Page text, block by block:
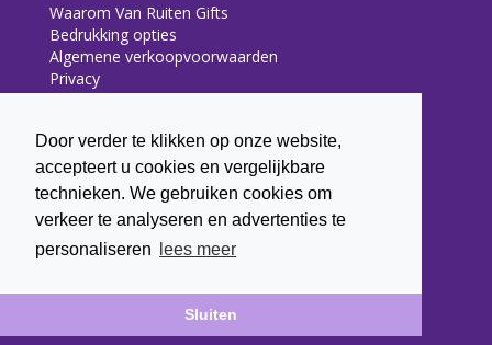
Door verder te klikken op onze website,
accepteert u cookies en vergelijkbare
technieken. We gebruiken cookies om
verkeer te analyseren en advertenties te
personaliseren
lees meer
Sluiten
Waarom Van Ruiten Gifts
Bedrukking opties
Algemene verkoopvoorwaarden
Privacy
Contact
Contact
Bryonialaan 5
3233 VA Oostvoorne
+31 (0) 6 22 43 7003
info@marjavanruiten.nl